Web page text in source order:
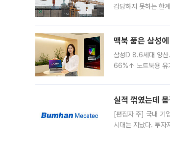
감당하지 못하는 한
맥북 품은 삼성
삼성D 8.6세대 양
66%↑ 노트북용 유
실적 꺾였는데
[편집자 주] 국내 기
시대는 지났다. 투자